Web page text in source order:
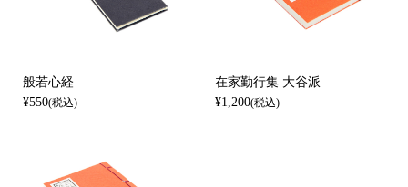
般若心経
¥550(税込)
在家勤行集 大谷派
¥1,200(税込)